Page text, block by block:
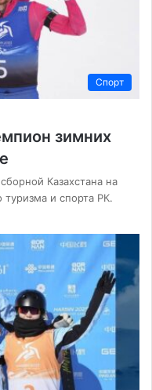
Спорт
зимних
Казахстана на
и спорта РК.